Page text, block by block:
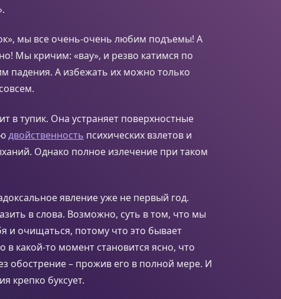
мы все очень-очень любим подъемы! А
Мы кричим: «вау», и резво катимся по
падения. А избежать их можно только
в тупик. Она устраняет поверхностные
двойственность психических взлетов и
Однако полное излечение при таком
явление уже не первый год.
в слова. Возможно, суть в том, что мы
и очищаться, потому что это бывает
в какой-то момент становится ясно, что
обострение – прожив его в полной мере. И
крепко буксует.